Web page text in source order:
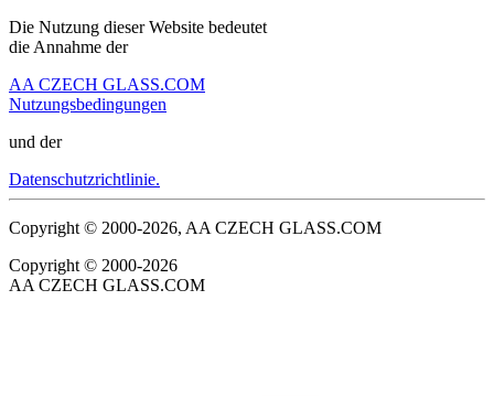
Die Nutzung dieser Website bedeutet
die Annahme der
AA CZECH GLASS.COM
Nutzungsbedingungen
und der
Datenschutzrichtlinie.
Copyright © 2000-2026, AA CZECH GLASS.COM
Copyright © 2000-2026
AA CZECH GLASS.COM